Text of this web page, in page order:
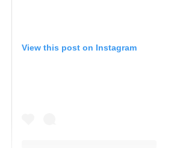
View this post on Instagram